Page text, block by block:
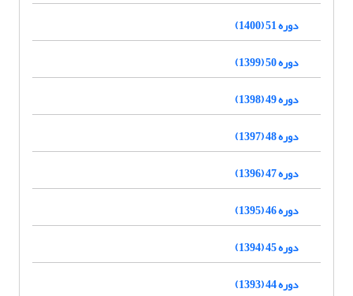
دوره 51 (1400)
دوره 50 (1399)
دوره 49 (1398)
دوره 48 (1397)
دوره 47 (1396)
دوره 46 (1395)
دوره 45 (1394)
دوره 44 (1393)